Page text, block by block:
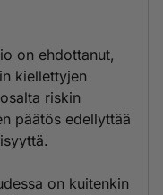
on ehdottanut,
kiellettyjen
riskin
päätös edellyttää
on kuitenkin